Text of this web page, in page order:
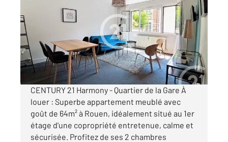
Ref : 34409
Appartement T3 à louer
1 200 €
par mois charges comprises
CENTURY 21 Harmony - Quartier de la Gare À
louer : Superbe appartement meublé avec
goût de 64m² à Rouen, idéalement situé au 1er
étage d'une copropriété entretenue, calme et
sécurisée. Profitez de ses 2 chambres